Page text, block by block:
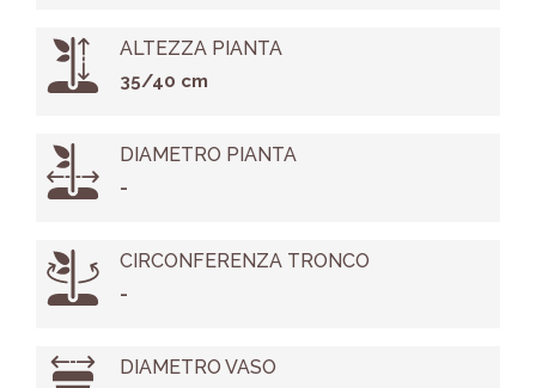
ALTEZZA PIANTA
35/40 cm
DIAMETRO PIANTA
-
CIRCONFERENZA TRONCO
-
DIAMETRO VASO